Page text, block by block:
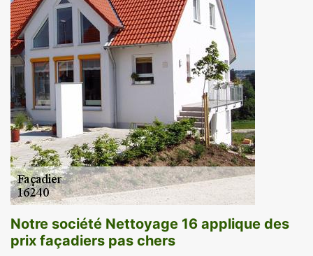
Notre société Nettoyage 16 applique des
prix façadiers pas chers